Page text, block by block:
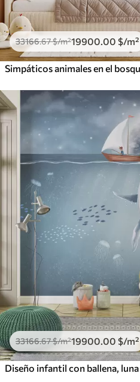
33166.67$/m²19900.00 $/m²
Simpáticos animales en el
33166.67$/m²19900.00 $/m²